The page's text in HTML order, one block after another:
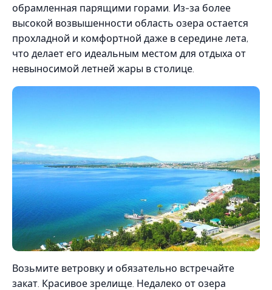
обрамленная парящими горами. Из-за более
высокой возвышенности область озера остается
прохладной и комфортной даже в середине лета,
что делает его идеальным местом для отдыха от
невыносимой летней жары в столице.
Возьмите ветровку и обязательно встречайте
закат. Красивое зрелище. Недалеко от озера